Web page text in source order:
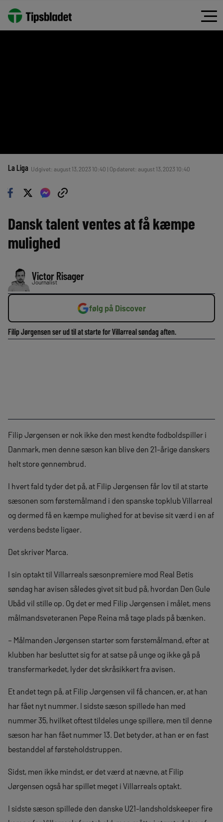
La Liga Udgivet: august 13, 2023 10:40 | Opdateret: august 13, 2023 10:40
Dansk talent ventes at få kæmpe
mulighed
Victor Risager
Journalist
følg på Discover
Filip Jørgensen ser ud til at starte for Villarreal søndag aften.
Filip Jørgensen er nok ikke den mest kendte fodboldspiller i
Danmark, men denne sæson kan blive den 21-årige danskers
helt store gennembrud.
I hvert fald tyder det på, at Filip Jørgensen får lov til at starte
sæsonen som førstemålmand i den spanske topklub Villarreal
og dermed få en kæmpe mulighed for at bevise sit værd i en af
verdens bedste ligaer.
Det skriver Marca.
I sin optakt til Villarreals sæsonpremiere mod Real Betis
søndag har avisen således givet sit bud på, hvordan Den Gule
Ubåd vil stille op. Og det er med Filip Jørgensen i målet, mens
målmandsveteranen Pepe Reina må tage plads på bænken.
– Målmanden Jørgensen starter som førstemålmand, efter at
klubben har besluttet sig for at satse på unge og ikke gå på
transfermarkedet, lyder det skråsikkert fra avisen.
Et andet tegn på, at Filip Jørgensen vil få chancen, er, at han
har fået nyt nummer. I sidste sæson spillede han med
nummer 35, hvilket oftest tildeles unge spillere, men til denne
sæson har han fået nummer 13. Det betyder, at han er en fast
bestanddel af førsteholdstruppen.
Sidst, men ikke mindst, er det værd at nævne, at Filip
Jørgensen også har spillet meget i Villarreals optakt.
I sidste sæson spillede den danske U21-landsholdskeeper fire